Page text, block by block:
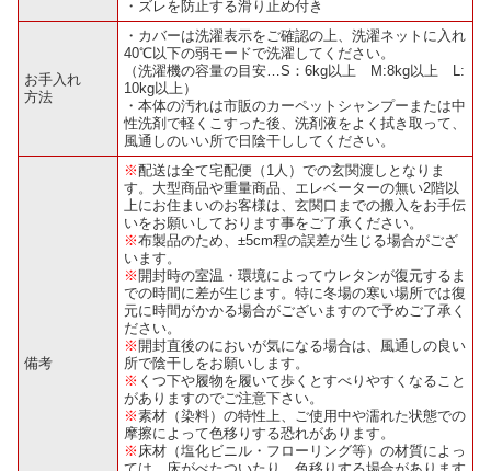
・ズレを防止する滑り止め付き
お手入れ
方法
・カバーは洗濯表示をご確認の上、洗濯ネットに入れ
40℃以下の弱モードで洗濯してください。
（洗濯機の容量の目安…S：6kg以上 M:8kg以上 L:
10kg以上）
・本体の汚れは市販のカーペットシャンプーまたは中
性洗剤で軽くこすった後、洗剤液をよく拭き取って、
風通しのいい所で日陰干ししてください。
備考
※配送は全て宅配便（1人）での玄関渡しとなりま
す。大型商品や重量商品、エレベーターの無い2階以
上にお住まいのお客様は、玄関口までの搬入をお手伝
いをお願いしております事をご了承ください。
※布製品のため、±5cm程の誤差が生じる場合がござ
います。
※開封時の室温・環境によってウレタンが復元するま
での時間に差が生じます。特に冬場の寒い場所では復
元に時間がかかる場合がございますので予めご了承く
ださい。
※開封直後のにおいが気になる場合は、風通しの良い
所で陰干しをお願いします。
※ くつ下や履物を履いて歩くとすべりやすくなること
がありますのでご注意下さい。
※素材（染料）の特性上、ご使用中や濡れた状態での
摩擦によって色移りする恐れがあります。
※ 床材（塩化ビニル・フローリング等）の材質によっ